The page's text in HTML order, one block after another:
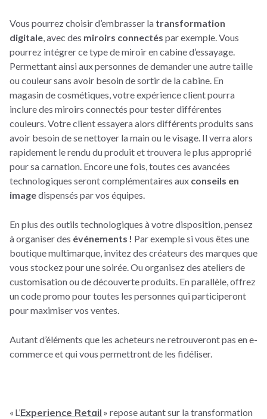
Vous pourrez choisir d’embrasser la transformation
digitale , avec des miroirs connectés par exemple. Vous
pourrez intégrer ce type de miroir en cabine d’essayage.
Permettant ainsi aux personnes de demander une autre taille
ou couleur sans avoir besoin de sortir de la cabine. En
magasin de cosmétiques, votre expérience client pourra
inclure des miroirs connectés pour tester différentes
couleurs. Votre client essayera alors différents produits sans
avoir besoin de se nettoyer la main ou le visage. Il verra alors
rapidement le rendu du produit et trouvera le plus approprié
pour sa carnation. Encore une fois, toutes ces avancées
technologiques seront complémentaires aux conseils en
imagedispensés par vos équipes.
En plus des outils technologiques à votre disposition, pensez
à organiser des événements ! Par exemple si vous êtes une
boutique multimarque, invitez des créateurs des marques que
vous stockez pour une soirée. Ou organisez des ateliers de
customisation ou de découverte produits. En parallèle, offrez
un code promo pour toutes les personnes qui participeront
pour maximiser vos ventes.
Autant d’éléments que les acheteurs ne retrouveront pas en e-
commerce et qui vous permettront de les fidéliser.
« L’Experience Retail » repose autant sur la transformation